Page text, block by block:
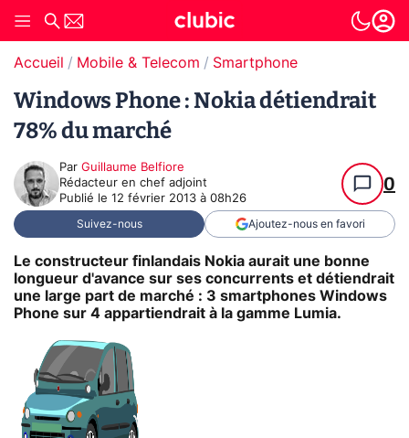
Accueil Mobile & Telecom Smartphone
Windows Phone : Nokia détiendrait
78% du marché
Par Guillaume Belfiore
Rédacteur en chef adjoint
Publié le 12 février 2013 à 08h26
0
Suivez-nous Ajoutez-nous en favori
Le constructeur finlandais Nokia aurait une bonne
longueur d'avance sur ses concurrents et détiendrait
une large part de marché : 3 smartphones Windows
Phone sur 4 appartiendrait à la gamme Lumia.